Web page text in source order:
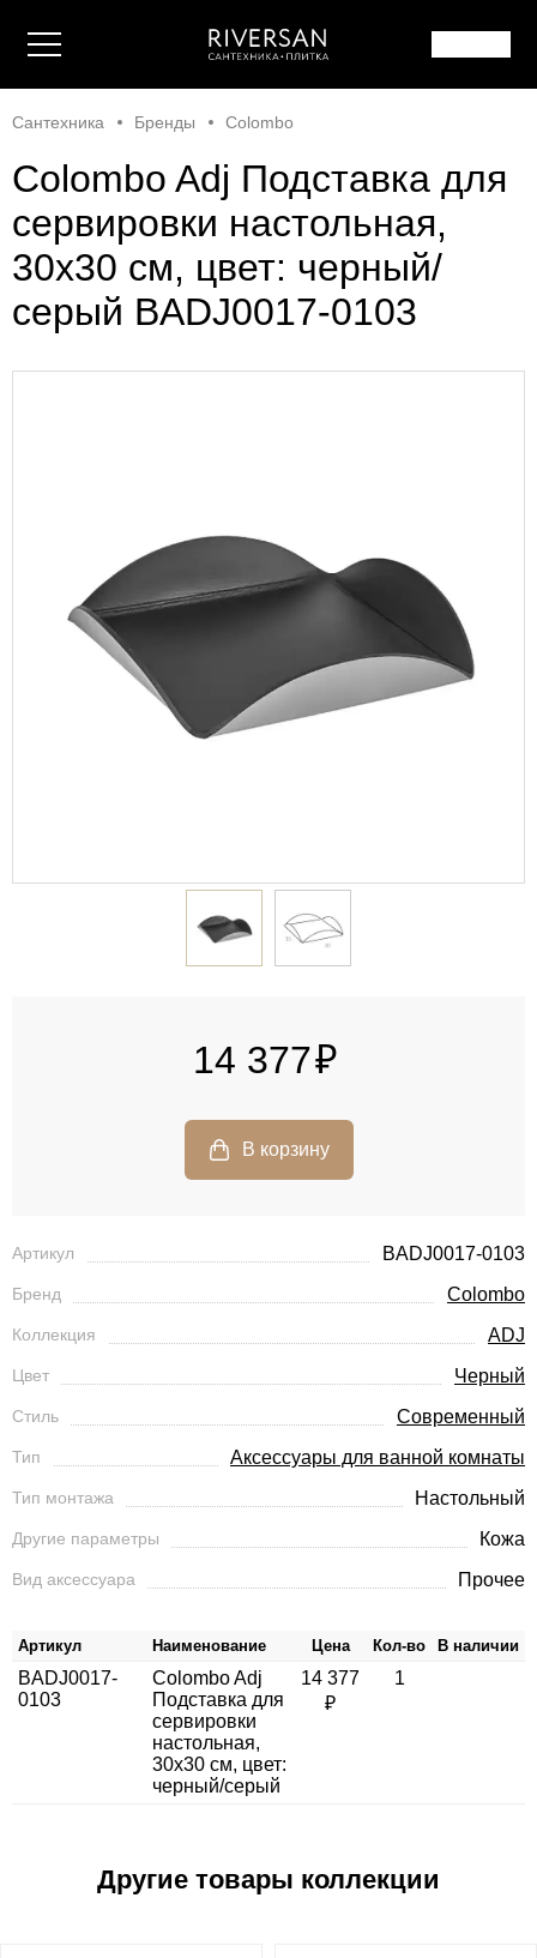
Сантехника Бренды Colombo
Colombo Adj Подставка для
сервировки настольная,
30x30 см, цвет: черный/
серый BADJ0017-0103
Артикул BADJ0017-0103
Бренд Colombo
Коллекция ADJ
Цвет Черный
Стиль Современный
Тип Аксессуары для ванной комнаты
Тип монтажа Настольный
Другие параметры Кожа
Вид аксессуара Прочее
14 377
Артикул Наименование Цена Кол-во В наличии
BADJ0017-
0103
Colombo Adj
Подставка для
сервировки
настольная,
30x30 см, цвет:
черный/серый
14 377
₽
1